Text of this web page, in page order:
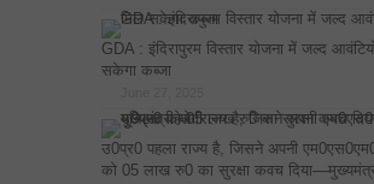
GDA : इंदिरापुरम विस्तार योजना में जल्द
सकेगा कब्जा
उ0प्र0 पहला राज्य है, जिसने अपनी
को 05 लाख रु0 का सुरक्षा कवच